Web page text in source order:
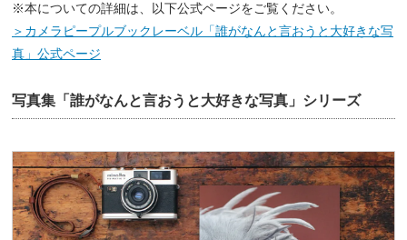
※本についての詳細は、以下公式ページをご覧ください。
＞カメラピープルブックレーベル「誰がなんと言おうと大好きな写
真」公式ページ
写真集「誰がなんと言おうと大好きな写真」シリーズ